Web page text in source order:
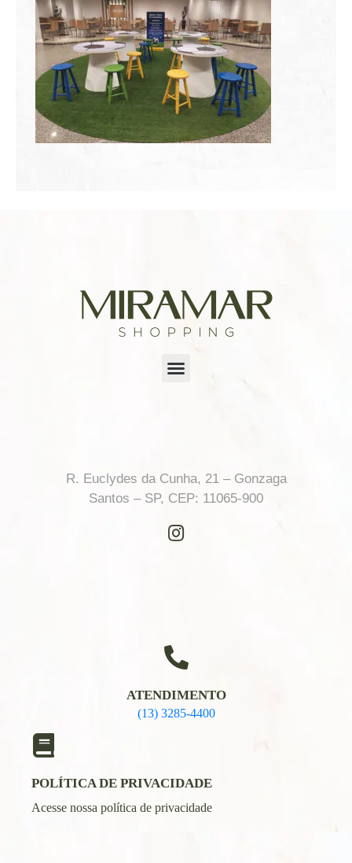
R. Euclydes da Cunha, 21 – Gonzaga
Santos – SP, CEP: 11065-900
ATENDIMENTO
(13) 3285-4400
POLÍTICA DE PRIVACIDADE
Acesse nossa política de privacidade